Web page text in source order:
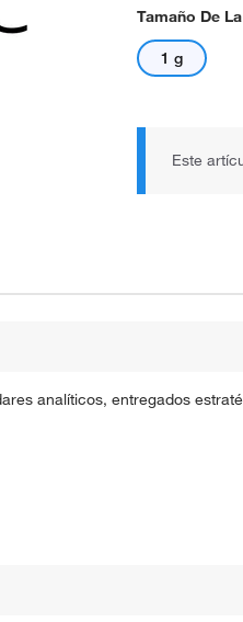
Tamaño De
1 g
Este
analíticos, entregados